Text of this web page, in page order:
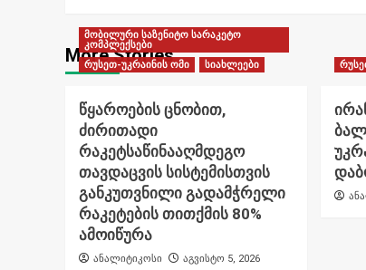
More Stories
მობილური საზენიტო სარაკეტო
კომპლექსები
რუსეთ-უკრაინის ომი
სიახლეები
წყაროების ცნობით,
ძირითადი
რაკეტსაწინააღმდეგო
თავდაცვის სისტემისთვის
განკუთვნილი გადამჭრელი
რაკეტების თითქმის 80%
ამოიწურა
ანალიტიკოსი აგვისტო 5, 2026